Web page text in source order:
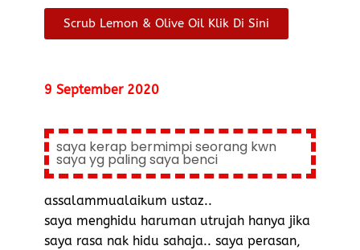
Scrub Lemon & Olive Oil Klik Di Sini
9 September 2020
saya kerap bermimpi seorang kwn
saya yg paling saya benci
assalammualaikum ustaz..
saya menghidu haruman utrujah hanya jika
saya rasa nak hidu sahaja.. saya perasan,